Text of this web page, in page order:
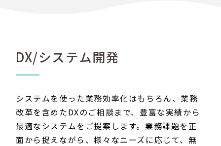
DX/システム開発
システムを使った業務効率化はもちろん、業務
改革を含めたDXのご相談まで、豊富な実績から
最適なシステムをご提案します。業務課題を正
面から捉えながら、様々なニーズに応じて、無